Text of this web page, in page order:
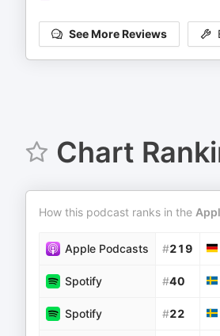
See More Reviews
Chart
How this podcast ranks in the
Apple Podcasts #219
Spotify #40
Spotify #22